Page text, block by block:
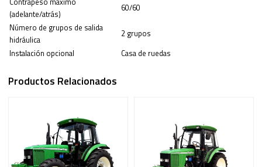
(adelante/atrás)
60/60
Número de grupos de salida
hidráulica
2 grupos
Instalación opcional
Casa de ruedas
Productos Relacionados